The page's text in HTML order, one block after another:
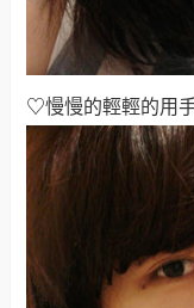
♡慢慢的輕輕的用